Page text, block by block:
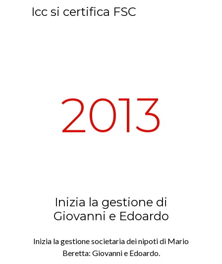
Icc si certifica FSC
2013
Inizia la gestione di
Giovanni e Edoardo
Inizia la gestione societaria dei nipoti di Mario
Beretta: Giovanni e Edoardo.